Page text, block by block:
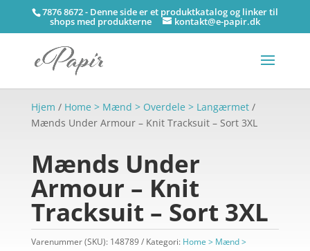
7876 8672 - Denne side er et produktkatalog og linker til
shops med produkterne kontakt@e-papir.dk
Hjem / Home > Mænd > Overdele > Langærmet/
Mænds Under Armour – Knit Tracksuit – Sort 3XL
Mænds Under
Armour – Knit
Tracksuit – Sort 3XL
Varenummer (SKU): 148789 Kategori: Home > Mænd >